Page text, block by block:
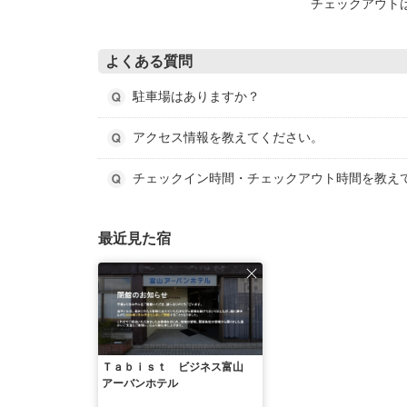
チェックアウト
よくある質問
駐車場はありますか？
アクセス情報を教えてください。
チェックイン時間・チェックアウト時間を教え
最近見た宿
Ｔａｂｉｓｔ ビジネス富山
アーバンホテル